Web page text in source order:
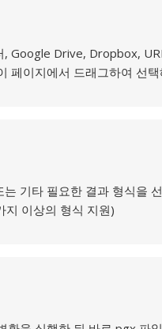
, Google Drive, Dropbox,
페이지에서 드래그하여 선
는 기타 필요한 결과 형식을
지 이상의 형식 지원)